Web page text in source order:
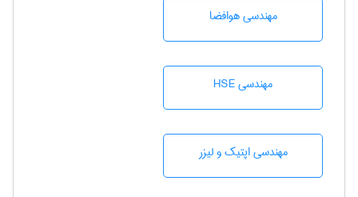
مهندسی هوافضا
مهندسی HSE
مهندسی اپتیک و لیزر